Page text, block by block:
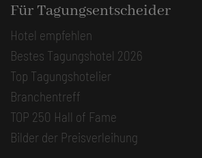
Für Tagungsentscheider
Hotel empfehlen
Bestes Tagungshotel 2026
Top Tagungshotelier
Branchentreff
TOP 250 Hall of Fame
Bilder der Preisverleihung